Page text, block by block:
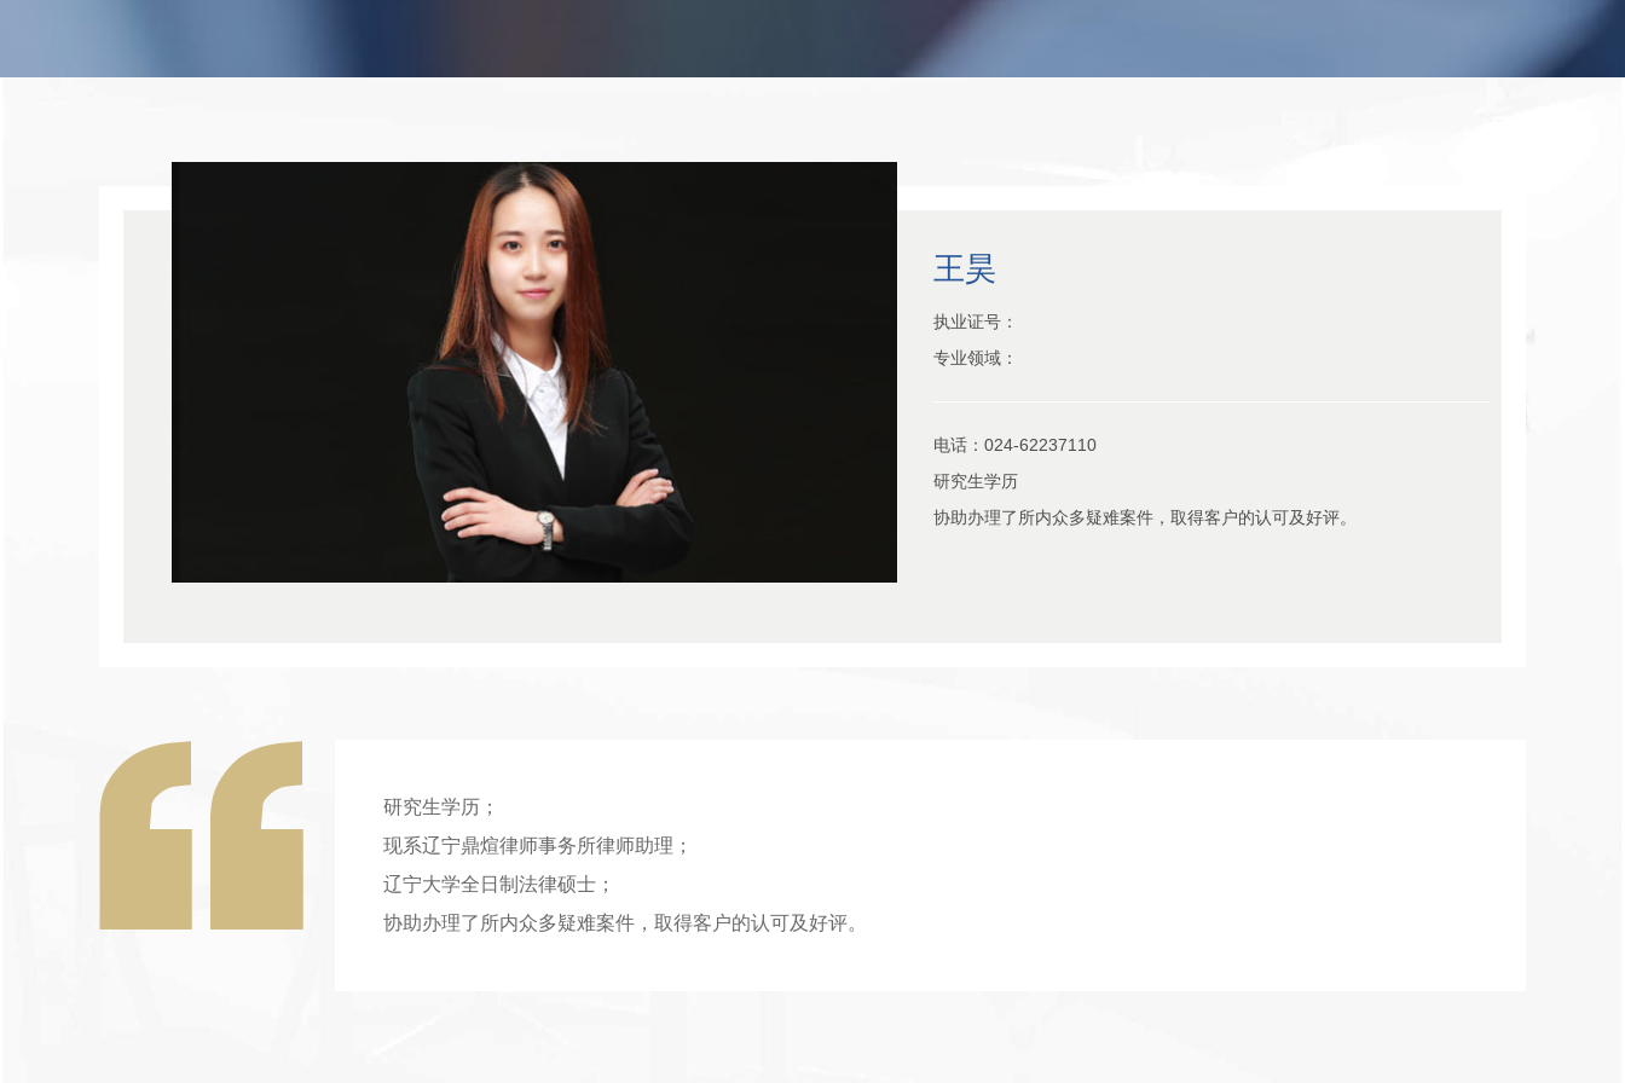
王昊
执业证号：
专业领域：
电话：024-62237110
研究生学历
协助办理了所内众多疑难案件，取得客户的认可及好评。
研究生学历；
现系辽宁鼎煊律师事务所律师助理 ；
辽宁大学全日制法律硕士 ；
协助办理了所内众多疑难案件，取得客户的认可及好评。